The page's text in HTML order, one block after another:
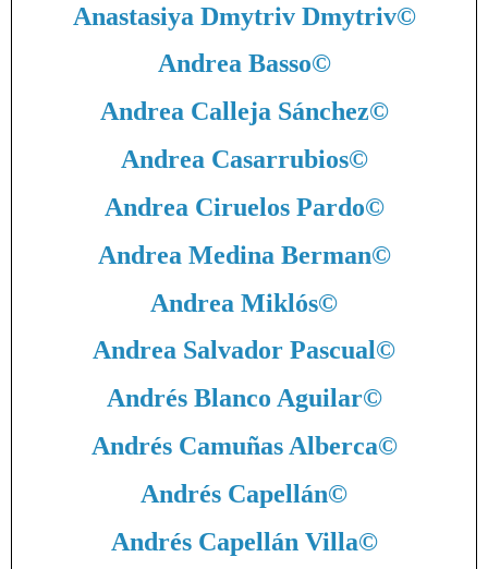
Anastasiya Dmytriv Dmytriv©
Andrea Basso©
Andrea Calleja Sánchez©
Andrea Casarrubios©
Andrea Ciruelos Pardo©
Andrea Medina Berman©
Andrea Miklós©
Andrea Salvador Pascual©
Andrés Blanco Aguilar©
Andrés Camuñas Alberca©
Andrés Capellán©
Andrés Capellán Villa©